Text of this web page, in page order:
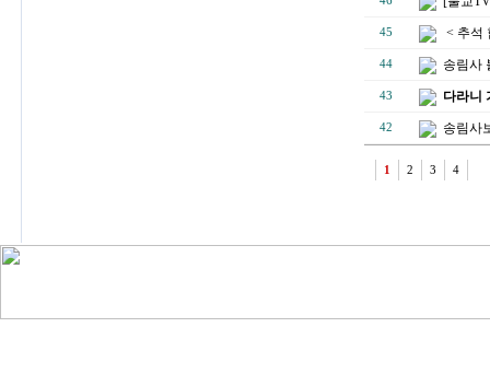
45 < 추석
44 송림사
43 다라니
42 송림사
1 2 3 4